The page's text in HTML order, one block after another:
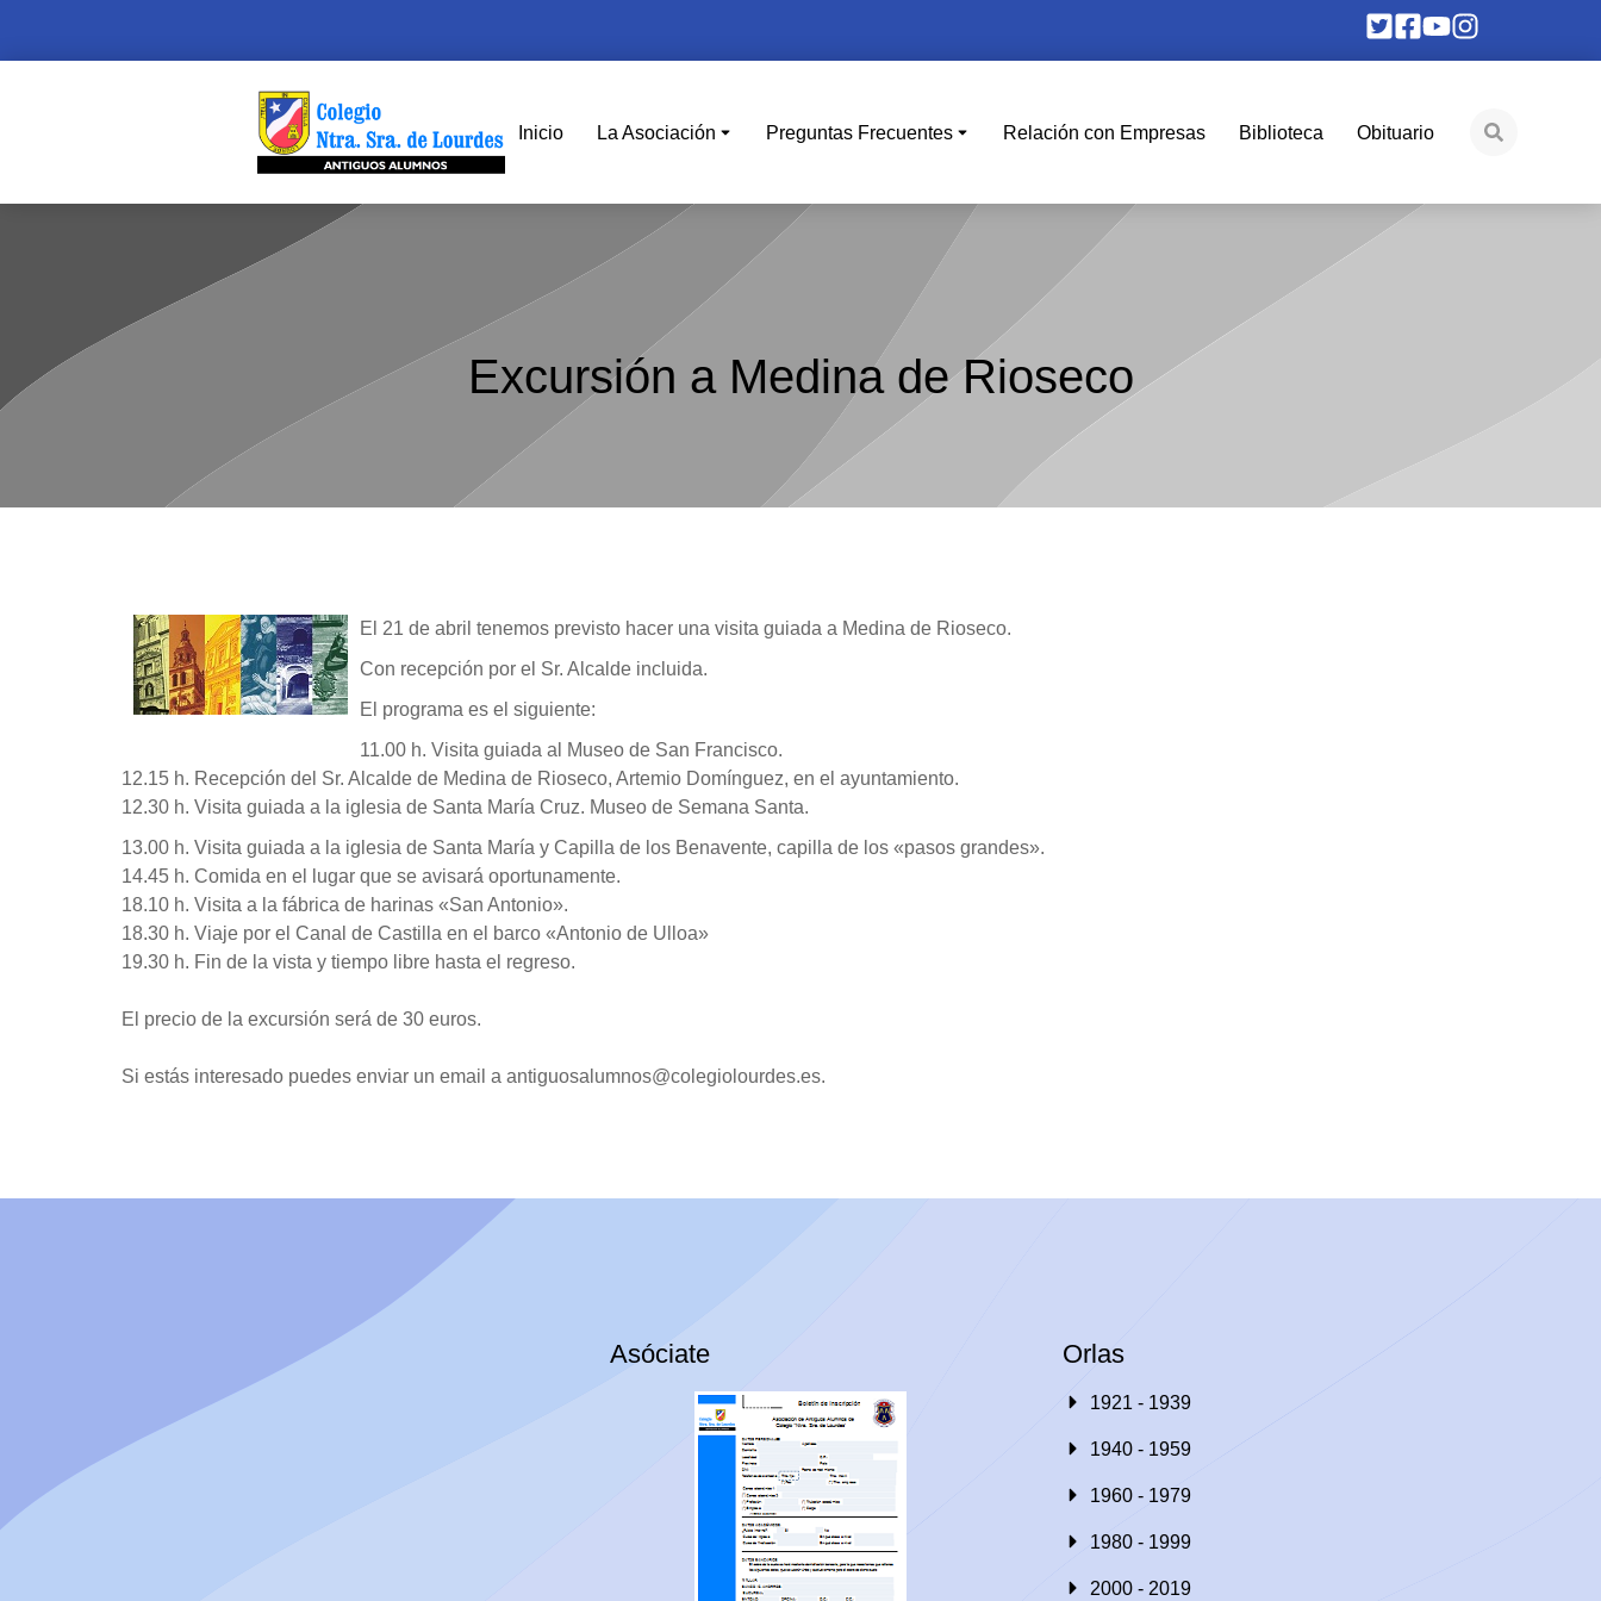
Inicio La Asociación Preguntas Frecuentes Relación con Empresas Biblioteca Obituario
Excursión a Medina de Rioseco
El 21 de abril tenemos previsto hacer una visita guiada a Medina de Rioseco.
Con recepción por el Sr. Alcalde incluida.
El programa es el siguiente:
11.00 h. Visita guiada al Museo de San Francisco.
12.15 h. Recepción del Sr. Alcalde de Medina de Rioseco, Artemio Domínguez, en el ayuntamiento.
12.30 h. Visita guiada a la iglesia de Santa María Cruz. Museo de Semana Santa.
13.00 h. Visita guiada a la iglesia de Santa María y Capilla de los Benavente, capilla de los «pasos grandes».
14.45 h. Comida en el lugar que se avisará oportunamente.
18.10 h. Visita a la fábrica de harinas «San Antonio».
18.30 h. Viaje por el Canal de Castilla en el barco «Antonio de Ulloa»
19.30 h. Fin de la vista y tiempo libre hasta el regreso.
El precio de la excursión será de 30 euros.
Si estás interesado puedes enviar un email a antiguosalumnos@colegiolourdes.es.
Asóciate Orlas
1921 - 1939
1940 - 1959
1960 - 1979
1980 - 1999
2000 - 2019